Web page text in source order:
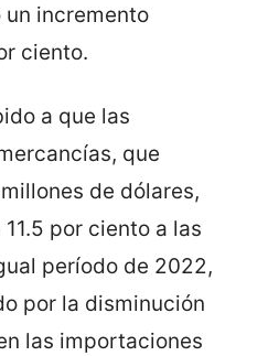
incremento
ciento.
a que las
que
de dólares,
por ciento a las
período de 2022,
por la disminución
las importaciones